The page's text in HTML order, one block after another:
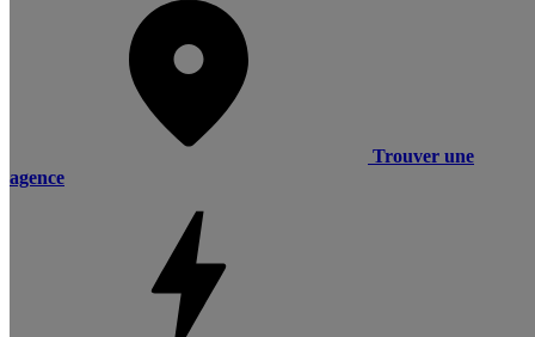
Trouver une
agence